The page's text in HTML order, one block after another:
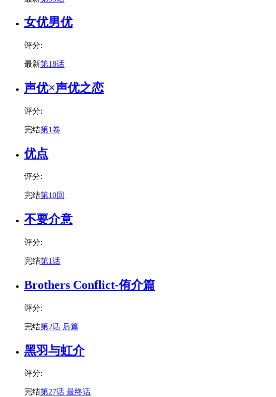
女优男优
评分:
最新第18话
声优×声优之恋
评分:
完结第1卷
优点
评分:
完结第10回
不要介意
评分:
完结第1话
Brothers Conflict-侑介篇
评分:
完结第2话 后篇
黑羽与虹介
评分:
完结第27话 最终话